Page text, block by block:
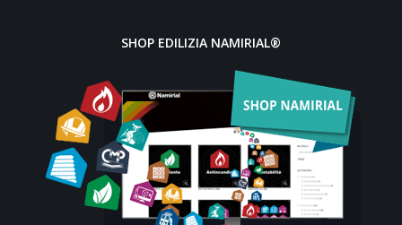
SHOP EDILIZIA NAMIRIAL®